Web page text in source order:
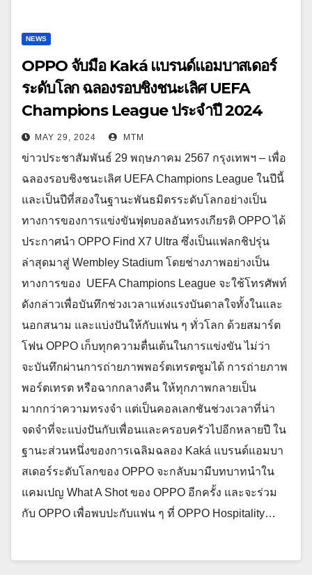
NEWS
OPPO จับมือ Kaká แบรนด์แอมบาสเดอร์
ระดับโลก ฉลองรอบชิงชนะเลิศ UEFA
Champions League ประจำปี 2024
MAY 29, 2024 MTM
ข่าวประชาสัมพันธ์ 29 พฤษภาคม 2567 กรุงเทพฯ – เพื่อ
ฉลองรอบชิงชนะเลิศ UEFA Champions League ในปีนี้
และเป็นปีที่สองในฐานะพันธมิตรระดับโลกอย่างเป็น
ทางการของการแข่งขันฟุตบอลอันทรงเกียรติ OPPO ได้
ประกาศนำ OPPO Find X7 Ultra ซึ่งเป็นแฟลกชิปรุ่น
ล่าสุดมาสู่ Wembley Stadium โดยช่างภาพอย่างเป็น
ทางการของ UEFA Champions League จะใช้โทรศัพท์
ดังกล่าวเพื่อบันทึกช่วงเวลาแห่งแรงบันดาลใจทั้งในและ
นอกสนาม และแบ่งปันให้กับแฟน ๆ ทั่วโลก ด้วยสมาร์ต
โฟน OPPO เก็บทุกความตื่นเต้นในการแข่งขัน ไม่ว่า
จะบันทึกผ่านการถ่ายภาพพอร์ตเทรตซูมได้ การถ่ายภาพ
พอร์ตเทรต หรือฉากกลางคืน ให้ทุกภาพกลายเป็น
มากกว่าความทรงจำ แต่เป็นคอลเลกชันช่วงเวลาที่น่า
จดจำที่จะแบ่งปันกับเพื่อนและครอบครัวไปอีกหลายปี ใน
ฐานะส่วนหนึ่งของการเฉลิมฉลอง Kaká แบรนด์แอมบา
สเดอร์ระดับโลกของ OPPO จะกลับมามีบทบาทนำใน
แคมเปญ What A Shot ของ OPPO อีกครั้ง และจะร่วม
กับ OPPO เพื่อพบปะกับแฟน ๆ ที่ OPPO Hospitality…